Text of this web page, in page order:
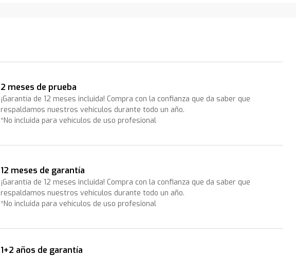
2 meses de prueba
¡Garantía de 12 meses incluida! Compra con la confianza que da saber que
respaldamos nuestros vehículos durante todo un año.
*No incluida para vehículos de uso profesional
12 meses de garantía
¡Garantía de 12 meses incluida! Compra con la confianza que da saber que
respaldamos nuestros vehículos durante todo un año.
*No incluida para vehículos de uso profesional
1+2 años de garantía